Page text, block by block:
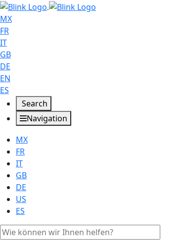
MX
FR
IT
GB
DE
EN
ES
Search
Navigation
MX
FR
IT
GB
DE
US
ES